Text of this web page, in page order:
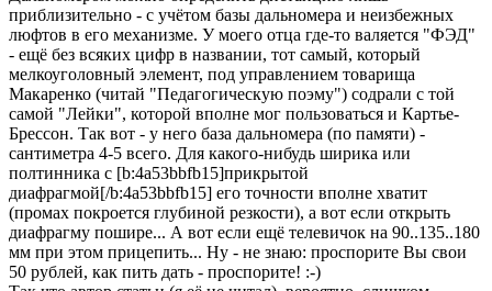
приблизительно - с учётом базы дальномера и неизбежных
люфтов в его механизме. У моего отца где-то валяется "ФЭД"
- ещё без всяких цифр в названии, тот самый, который
мелкоуголовный элемент, под управлением товарища
Макаренко (читай "Педагогическую поэму") содрали с той
самой "Лейки", которой вполне мог пользоваться и Картье-
Брессон. Так вот - у него база дальномера (по памяти) -
сантиметра 4-5 всего. Для какого-нибудь ширика или
полтинника с [b:4a53bbfb15]прикрытой
диафрагмой[/b:4a53bbfb15] его точности вполне хватит
(промах покроется глубиной резкости), а вот если открыть
диафрагму пошире... А вот если ещё телевичок на 90..135..180
мм при этом прицепить... Ну - не знаю: проспорите Вы свои
50 рублей, как пить дать - проспорите! :-)